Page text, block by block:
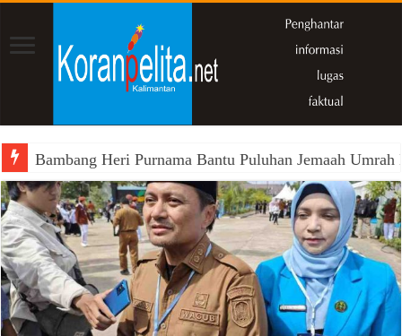
Bambang Heri Purnama Bantu Puluhan Jemaah